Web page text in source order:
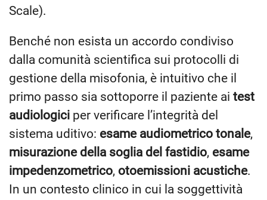
Scale).
Benché non esista un accordo condiviso
dalla comunità scientifica sui protocolli di
gestione della misofonia, è intuitivo che il
primo passo sia sottoporre il paziente ai test
audiologici per verificare l’integrità del
sistema uditivo: esame audiometrico tonale,
misurazione della soglia del fastidio, esame
impedenzometrico, otoemissioni acustiche.
In un contesto clinico in cui la soggettività